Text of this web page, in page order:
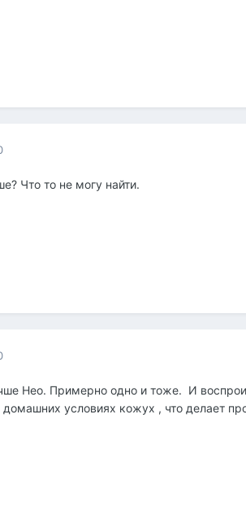
Что то не могу найти.
Нео. Примерно одно и тоже. И
условиях кожух , что делает